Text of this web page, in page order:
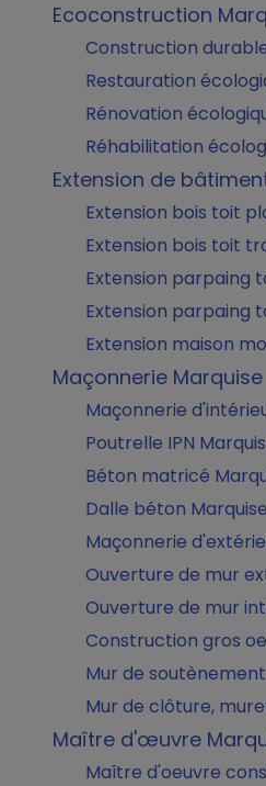
Ecoconstruction
Construction
Restauration
Rénovation
Réhabilitation
Extension de
Extension bois toit
Extension bois toit
Extension parpaing
Extension parpaing
Extension maison
Maçonnerie Marquise
Maçonnerie
Poutrelle IPN
Béton matricé
Dalle béton Marquise
Maçonnerie
Ouverture de mur
Ouverture de mur
Construction gros
Mur de
Mur de clôture,
Maître d'œuvre
Maître d'oeuvre